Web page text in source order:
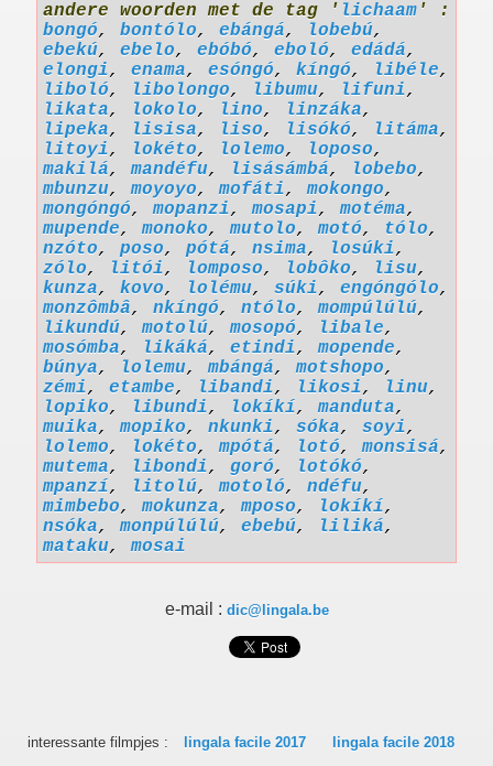
andere woorden met de tag ' lichaam ' :
bongó, bontólo, ebángá, lobebú,
ebekú, ebelo, ebóbó, eboló, edádá,
elongi, enama, esóngó, kíngó, libéle,
liboló, libolongo, libumu, lifuni,
likata, lokolo, lino, linzáka,
lipeka, lisisa, liso, lisókó, litáma,
litoyi, lokéto, lolemo, loposo,
makilá,mandéfu, lisásámbá, lobebo,
mbunzu,moyoyo,mofáti,mokongo,
mongóngó,mopanzi,mosapi,motéma,
mupende,monoko,mutolo,motó, tólo,
nzóto, poso, pótá, nsima, losúki,
zólo, litói, lomposo, lobôko, lisu,
kunza, kovo, lolému, súki, engóngólo,
monzômbâ, nkíngó, ntólo,mompúlúlú,
likundú,motolú,mosopó, libale,
mosómba, likáká, etindi,mopende,
búnya, lolemu,mbángá,motshopo,
zémi, etambe, libandi, likosi, linu,
lopiko, libundi, lokíkí,manduta,
muika,mopiko, nkunki, sóka, soyi,
lolemo, lokéto,mpótá, lotó,monsisá,
mutema, libondi, goró, lotókó,
mpanzí, litolú,motoló, ndéfu,
mimbebo,mokunza,mposo, lokíkí,
nsóka,monpúlúlú, ebebú, liliká,
mataku,mosai
e-mail : dic@lingala.be
interessante filmpjes : lingala facile 2017 lingala facile 2018